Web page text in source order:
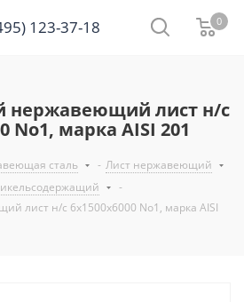
123-37-18 0
нержавеющий лист н/с
No1, марка AISI 201
сталь - Лист нержавеющий
-
лист н/с 6х1500х6000 No1, марка AISI